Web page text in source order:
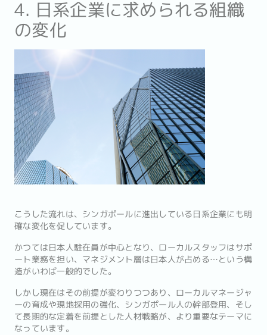
4. 日系企業に求められる組織
の変化
こうした流れは、シンガポールに進出している日系企業にも明
確な変化を促しています。
かつては日本人駐在員が中心となり、ローカルスタッフはサポ
ート業務を担い、マネジメント層は日本人が占める…という構
造がいわば一般的でした。
しかし現在はその前提が変わりつつあり、ローカルマネージャ
ーの育成や現地採用の強化、シンガポール人の幹部登用、そし
て長期的な定着を前提とした人材戦略が、より重要なテーマに
なっています。